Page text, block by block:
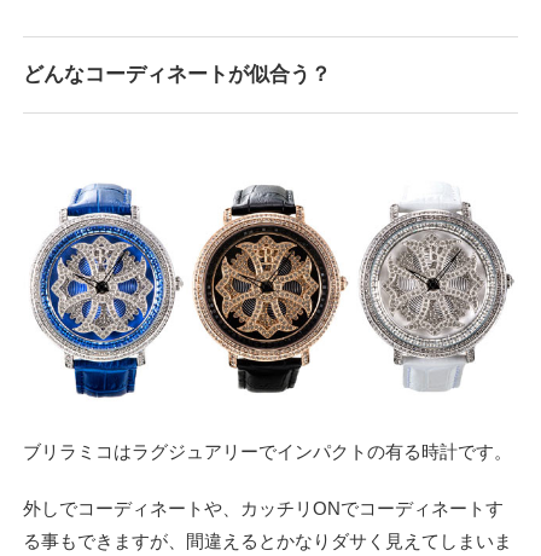
どんなコーディネートが似合う？
ブリラミコはラグジュアリーでインパクトの有る時計です。
外しでコーディネートや、カッチリONでコーディネートす
る事もできますが、間違えるとかなりダサく見えてしまいま